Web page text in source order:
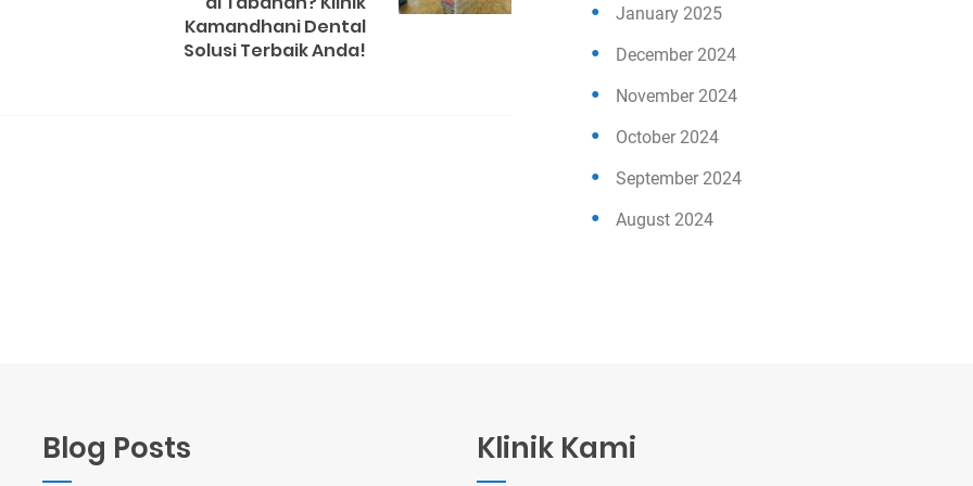
Kamandhani Dental
Solusi Terbaik Anda!
January 2025
December 2024
November 2024
October 2024
September 2024
August 2024
Blog Posts Klinik Kami